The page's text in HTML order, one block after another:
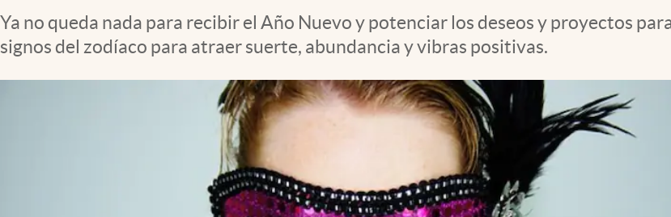
Espiritualidad
Ya no queda nada para recibir el Año Nuevo y potenciar los deseos y proyectos
signos del zodíaco para atraer suerte, abundancia y vibras positivas.